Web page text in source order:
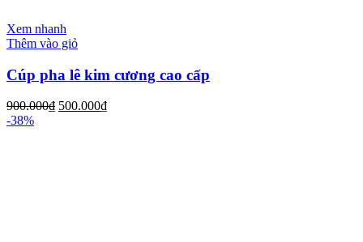
Xem nhanh
Thêm vào giỏ
Cúp pha lê kim cương cao cấp
900.000₫ 500.000₫
-38%